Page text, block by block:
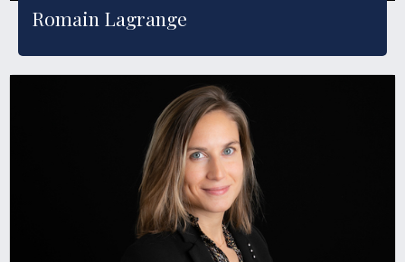
Romain Lagrange